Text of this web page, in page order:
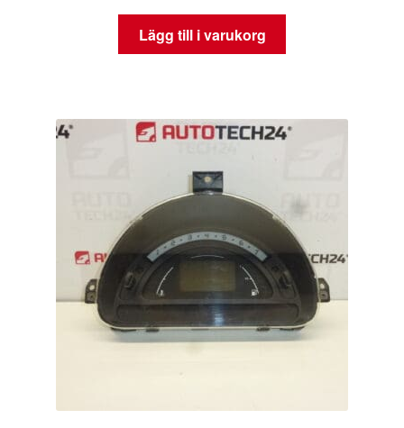
Lägg till i varukorg